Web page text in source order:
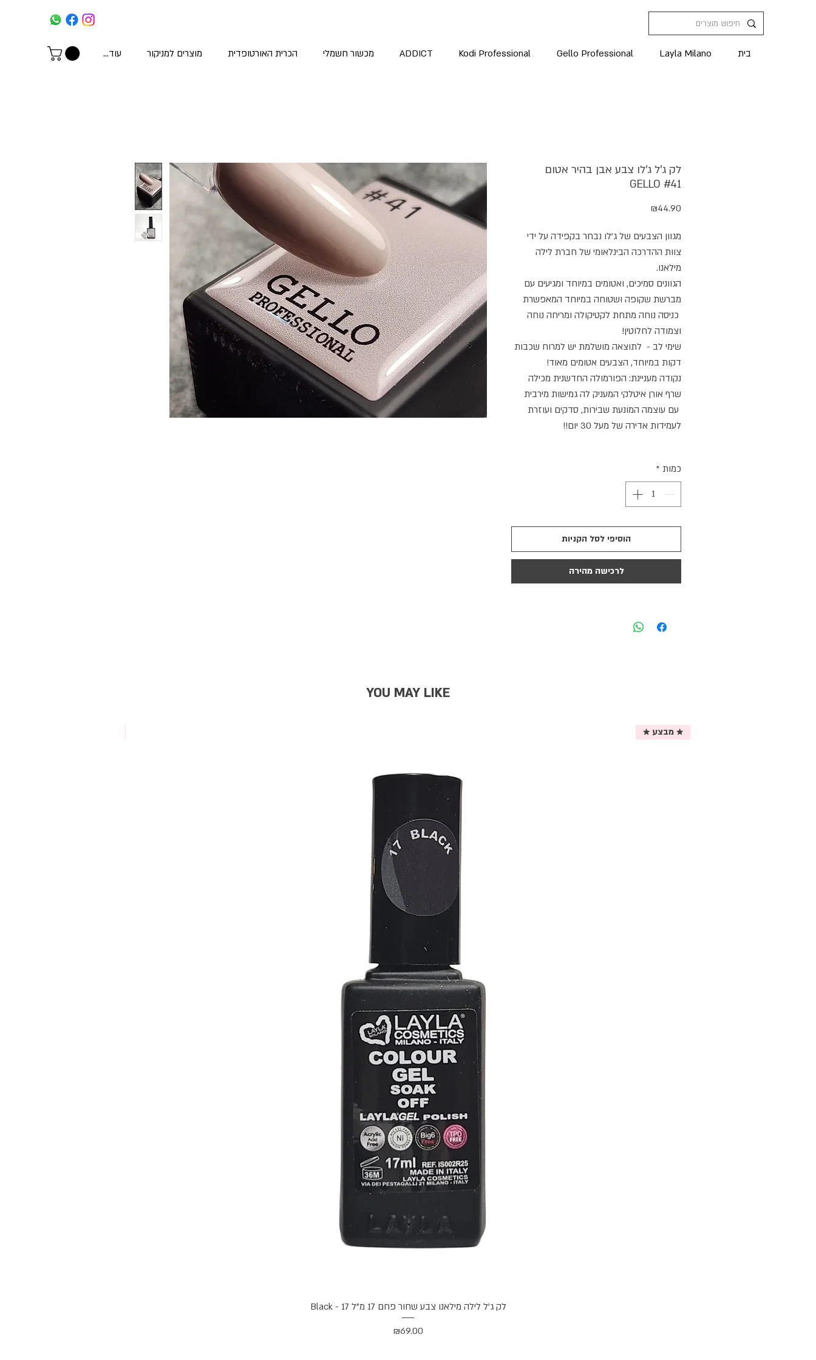
בית Layla Milano
Gello Professional
Kodi Professional
ADDICT מכשור חשמלי הכרית האורטופדית מוצרים למניקור עוד...
לק ג'ל ג'לו צבע אבן בהיר אטום
GELLO #41
₪44.90
מגוון הצבעים של ג'לו נבחר בקפידה על ידי
צוות ההדרכה הבינלאומי של חברת לילה
מילאנו.
הגוונים סמיכים, ואטומים במיוחד ומגיעים עם
מברשת שקופה ושטוחה במיוחד המאפשרת
כניסה נוחה מתחת לקטיקולה ומריחה נוחה
וצמודה לחלוטין!
שימי לב - לתוצאה מושלמת יש למרוח שכבות
דקות במיוחד, הצבעים אטומים מאוד!
נקודה מעניינת: הפורמולה החדשנית מכילה
שרף אורן איטלקי המעניק לה גמישות מירבית
עם עוצמה המונעת שבירות, סדקים ועוזרת
לעמידות אדירה של מעל 30 יום!!
כמות *
הוסיפי לסל הקניות
לרכישה מהירה
YOU MAY LIKE
תצוגה מהירה
★ מבצע ★
לק ג'ל לילה מילאנו צבע שחור פחם 17 מ"ל Black - 17
מחיר
₪69.00